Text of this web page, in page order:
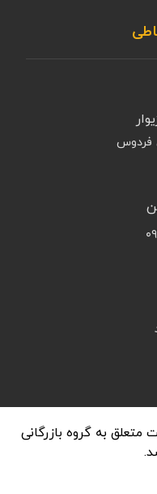
فردوس
به گروه بازرگانی